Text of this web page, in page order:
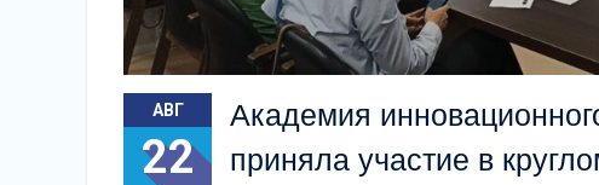
АВГ
22
Академия
приняла участие в